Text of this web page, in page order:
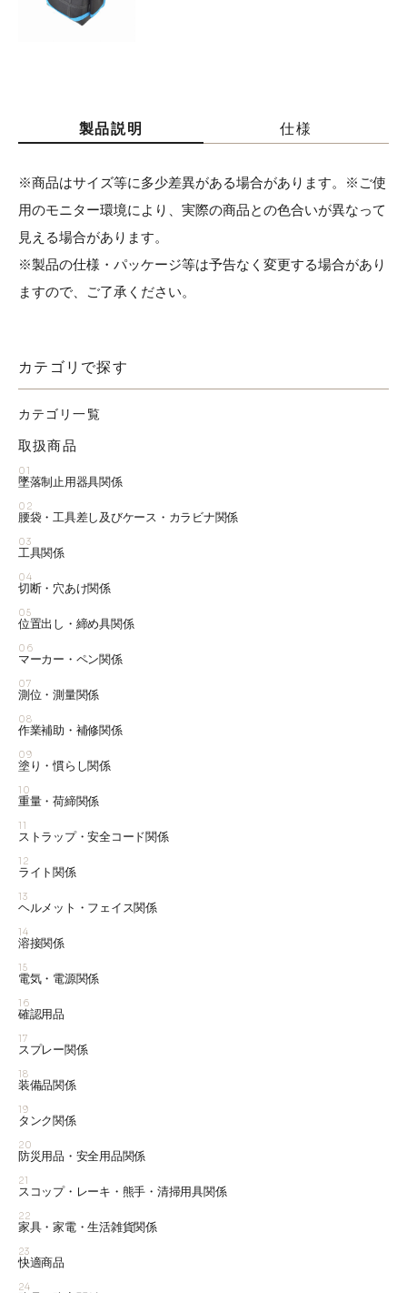
製品説明 仕様
※商品はサイズ等に多少差異がある場合があります。※ご使
用のモニター環境により、実際の商品との色合いが異なって
見える場合があります。
※製品の仕様・パッケージ等は予告なく変更する場合があり
ますので、ご了承ください。
カテゴリで探す
カテゴリ一覧
取扱商品
01
墜落制止用器具関係
02
腰袋・工具差し及びケース・カラビナ関係
03
工具関係
04
切断・穴あけ関係
05
位置出し・締め具関係
06
マーカー・ペン関係
07
測位・測量関係
08
作業補助・補修関係
09
塗り・慣らし関係
10
重量・荷締関係
11
ストラップ・安全コード関係
12
ライト関係
13
ヘルメット・フェイス関係
14
溶接関係
15
電気・電源関係
16
確認用品
17
スプレー関係
18
装備品関係
19
タンク関係
20
防災用品・安全用品関係
21
スコップ・レーキ・熊手・清掃用具関係
22
家具・家電・生活雑貨関係
23
快適商品
24